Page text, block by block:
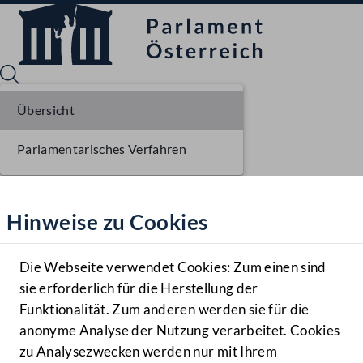
Hilfe
Benutzer
Navigationsmenü öffnen
MENÜ
Hinweise zu Cookies
Die Webseite verwendet Cookies: Zum einen sind
sie erforderlich für die Herstellung der
Funktionalität. Zum anderen werden sie für die
anonyme Analyse der Nutzung verarbeitet. Cookies
zu Analysezwecken werden nur mit Ihrem
Übersicht
Parlamentarisches Verfahren